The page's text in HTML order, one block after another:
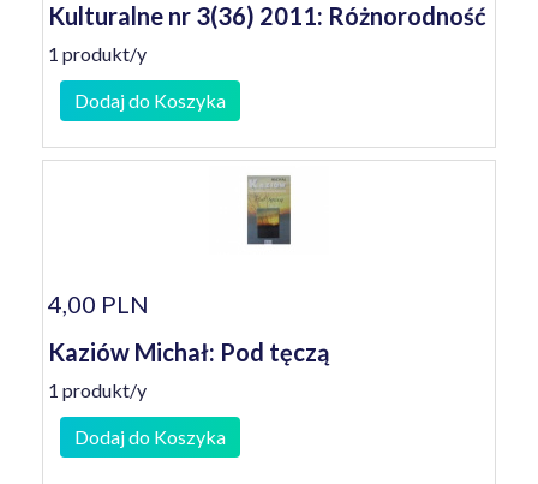
Kulturalne nr 3(36) 2011: Różnorodność
1 produkt/y
Dodaj do Koszyka
4,00 PLN
Kaziów Michał: Pod tęczą
1 produkt/y
Dodaj do Koszyka